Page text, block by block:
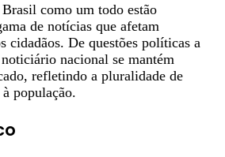
como um todo estão
de notícias que afetam
cidadãos. De questões políticas a
nacional se mantém
refletindo a pluralidade de
população.